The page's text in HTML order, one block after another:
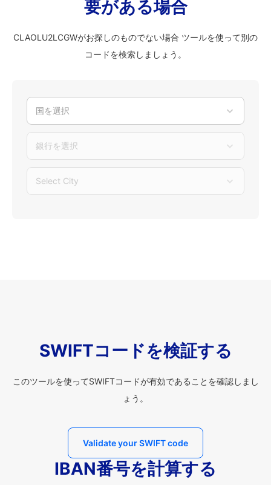
要がある場合
CLAOLU2LCGWがお探しのものでない場合 ツールを使って別の
コードを検索しましょう。
国を選択
銀行を選択
Select City
SWIFTコードを検証する
このツールを使ってSWIFTコードが有効であることを確認しまし
ょう。
Validate your SWIFT code
IBAN番号を計算する